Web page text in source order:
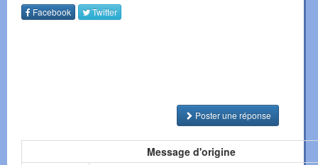
Facebook Twitter
Poster une réponse
Message d'origine